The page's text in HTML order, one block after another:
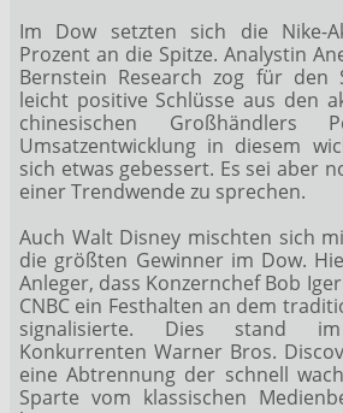
Im Dow setzten sich die Nike-
Prozent an die Spitze. Analystin
Bernstein Research zog für den
leicht positive Schlüsse aus den
chinesischen Großhändlers
Umsatzentwicklung in diesem
sich etwas gebessert. Es sei aber
einer Trendwende zu sprechen.
Auch Walt Disney mischten sich
die größten Gewinner im Dow.
Anleger, dass Konzernchef Bob
CNBC ein Festhalten an dem
signalisierte. Dies stand
Konkurrenten Warner Bros.
eine Abtrennung der schnell
Sparte vom klassischen